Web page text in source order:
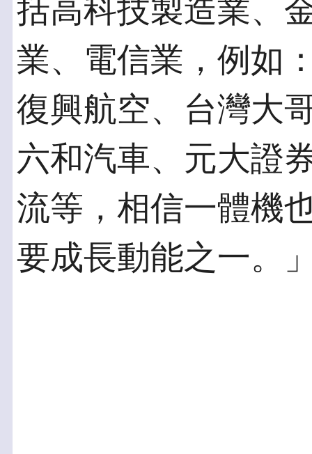
括高科技製造業、
業、電信業，例如
復興航空、台灣大
六和汽車、元大證
流等，相信一體機
要成長動能之一。